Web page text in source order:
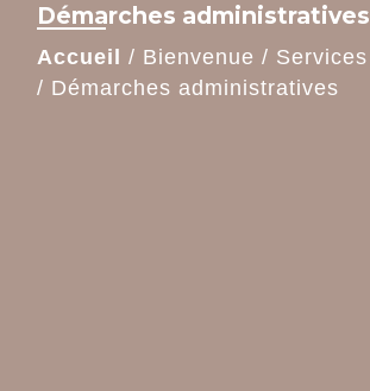
Démarches administratives
Accueil / Bienvenue /
/ Démarches administratives